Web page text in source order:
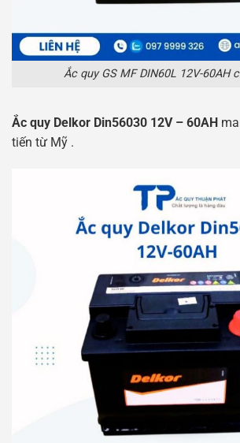
Ắc quy GS MF DIN60L 12V-60AH
Ắc quy Delkor Din56030 12V – 60AH
tiến từ Mỹ .